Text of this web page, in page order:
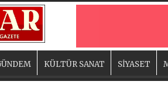
KÜLTÜR SANAT SİYASET